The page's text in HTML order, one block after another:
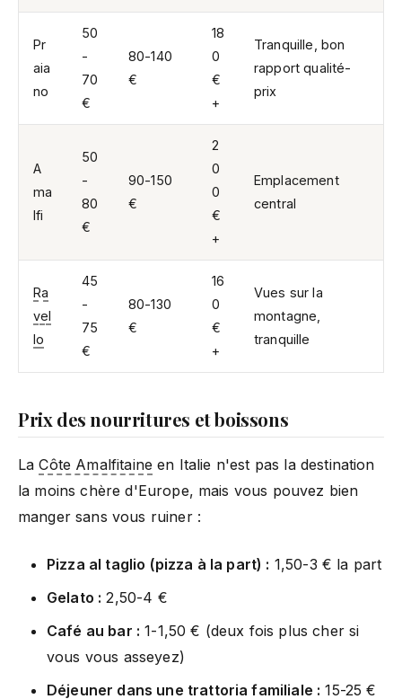
Pr
aia
no
50
-
70
€
80-140
€
18
0
€
+
Tranquille, bon
rapport qualité-
prix
A
ma
lfi
50
-
80
€
90-150
€
2
0
0
€
+
Emplacement
central
Ra
vel
lo
45
-
75
€
80-130
€
16
0
€
+
Vues sur la
montagne,
tranquille
Prix des nourritures et boissons
LaCôte Amalfitaine en Italie n'est pas la destination
la moins chère d'Europe, mais vous pouvez bien
manger sans vous ruiner :
Pizza al taglio (pizza à la part) : 1,50-3 € la part
Gelato : 2,50-4 €
Café au bar : 1-1,50 € (deux fois plus cher si
vous vous asseyez)
Déjeuner dans une trattoria familiale : 15-25 €